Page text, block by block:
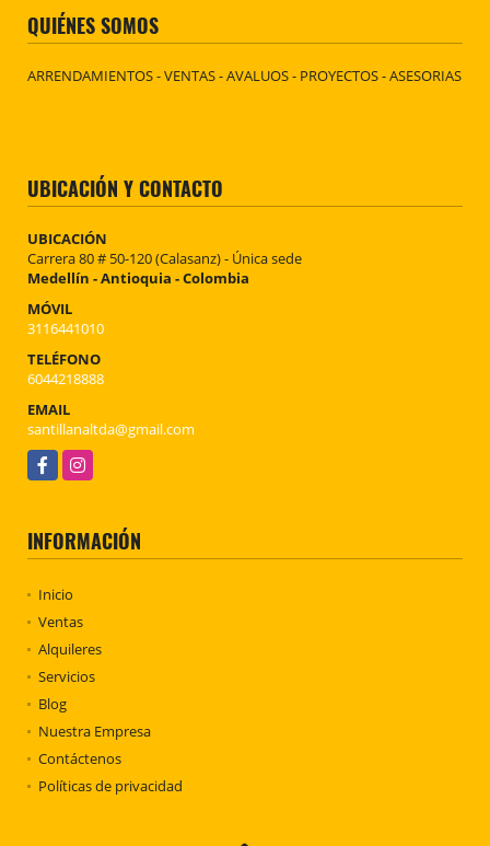
QUIÉNES SOMOS
ARRENDAMIENTOS - VENTAS - AVALUOS - PROYECTOS - ASESORIAS
UBICACIÓN Y CONTACTO
UBICACIÓN
Carrera 80 # 50-120 (Calasanz) - Única sede
Medellín - Antioquia - Colombia
MÓVIL
3116441010
TELÉFONO
6044218888
EMAIL
santillanaltda@gmail.com
FacebookInstagram
INFORMACIÓN
Inicio
Ventas
Alquileres
Servicios
Blog
Nuestra Empresa
Contáctenos
Políticas de privacidad